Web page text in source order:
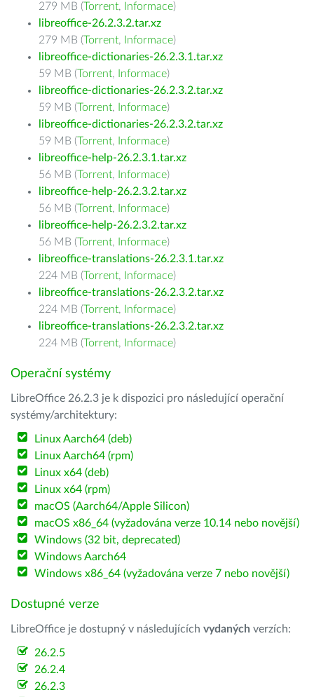
279 MB (Torrent, Informace)
libreoffice-26.2.3.2.tar.xz
279 MB (Torrent, Informace)
libreoffice-dictionaries-26.2.3.1.tar.xz
59 MB (Torrent, Informace)
libreoffice-dictionaries-26.2.3.2.tar.xz
59 MB (Torrent, Informace)
libreoffice-dictionaries-26.2.3.2.tar.xz
59 MB (Torrent, Informace)
libreoffice-help-26.2.3.1.tar.xz
56 MB (Torrent, Informace)
libreoffice-help-26.2.3.2.tar.xz
56 MB (Torrent, Informace)
libreoffice-help-26.2.3.2.tar.xz
56 MB (Torrent, Informace)
libreoffice-translations-26.2.3.1.tar.xz
224 MB (Torrent, Informace)
libreoffice-translations-26.2.3.2.tar.xz
224 MB (Torrent, Informace)
libreoffice-translations-26.2.3.2.tar.xz
224 MB (Torrent, Informace)
Operační systémy
LibreOffice 26.2.3 je k dispozici pro následující operační
systémy/architektury:
Linux Aarch64 (deb)
Linux Aarch64 (rpm)
Linux x64 (deb)
Linux x64 (rpm)
macOS (Aarch64/Apple Silicon)
macOS x86_64 (vyžadována verze 10.14 nebo novější)
Windows (32 bit, deprecated)
Windows Aarch64
Windows x86_64 (vyžadována verze 7 nebo novější)
Dostupné verze
LibreOffice je dostupný v následujících vydaných verzích:
26.2.5
26.2.4
26.2.3